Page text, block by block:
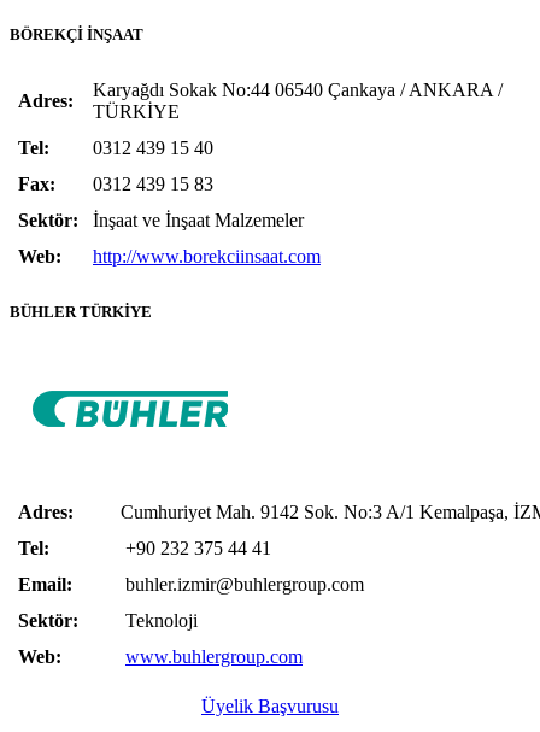
BÖREKÇİ İNŞAAT
Adres:
Karyağdı Sokak No:44 06540 Çankaya / ANKARA /
TÜRKİYE
Tel:
0312 439 15 40
Fax:
0312 439 15 83
Sektör:
İnşaat ve İnşaat Malzemeler
Web:
http://www.borekciinsaat.com
BÜHLER TÜRKİYE
Adres:
Cumhuriyet Mah. 9142 Sok. No:3 A/1 Kemalpaşa,
Tel:
+90 232 375 44 41
Email:
buhler.izmir@buhlergroup.com
Sektör:
Teknoloji
Web:
www.buhlergroup.com
Üyelik Başvurusu